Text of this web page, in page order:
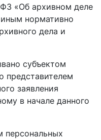
«Об архивном деле
нормативно
дела и
субъектом
представителем
заявления
в начале данного
персональных